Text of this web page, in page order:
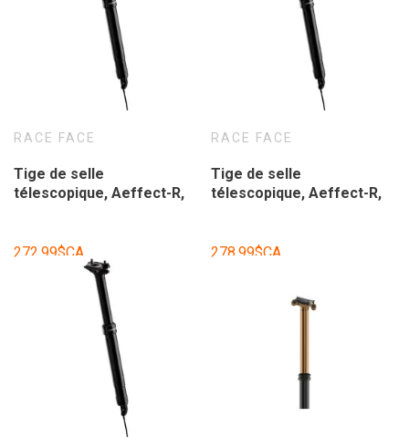
RACE FACE
Tige de selle
télescopique, Aeffect-R,
débattement, sans
272,99$CA
RACE FACE
Tige de selle
télescopique, Aeffect-R,
débattement, sans
278,99$CA